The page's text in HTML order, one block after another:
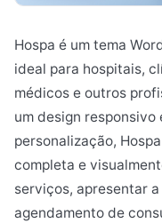
Hospa é um tema
ideal para hospitais,
médicos e outros
um design
personalização,
completa e
serviços, apresentar
agendamento de